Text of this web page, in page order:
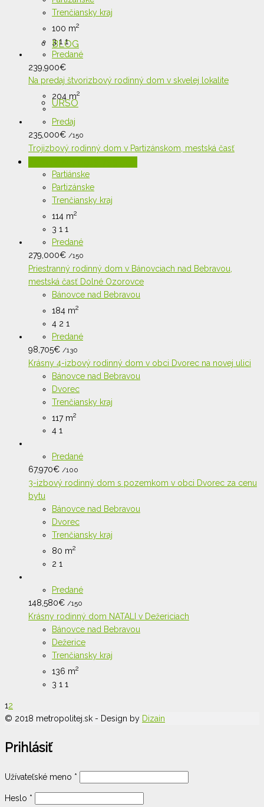
BLOG
URSO
Trenčiansky kraj
100 m2
311
Predané
239,900€
Na predaj štvorizbový rodinný dom v skvelej lokalite
204 m2
Predaj
235,000€ /150
Trojizbový rodinný dom v Partizánskom, mestská časť
Partiánske
Partizánske
Trenčiansky kraj
114 m2
3 1 1
Predané
279,000€ /150
Priestranný rodinný dom v Bánovciach nad Bebravou,
mestská časť Dolné Ozorovce
Bánovce nad Bebravou
184 m2
4 2 1
Predané
98,705€ /130
Krásny 4-izbový rodinný dom v obci Dvorec na novej ulici
Bánovce nad Bebravou
Dvorec
Trenčiansky kraj
117 m2
4 1
Predané
67,970€ /100
3-izbový rodinný dom s pozemkom v obci Dvorec za cenu
bytu
Bánovce nad Bebravou
Dvorec
Trenčiansky kraj
80 m2
2 1
Predané
148,580€ /150
Krásny rodinný dom NATALI v Dežericiach
Bánovce nad Bebravou
Dežerice
Trenčiansky kraj
136 m2
3 1 1
12
© 2018 metropolitej.sk - Design by Dizain
Prihlásiť
Užívateľské meno *
Heslo *